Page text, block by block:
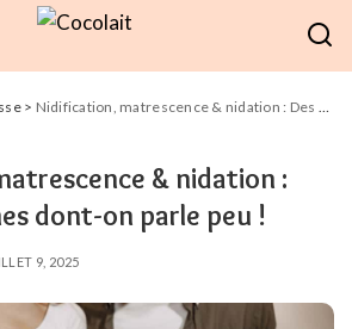
> Nidification, matrescence & nidation : Des symptômes dont-on parle peu !
& nidation :
dont-on parle peu !
9, 2025